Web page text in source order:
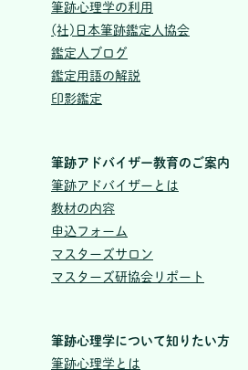
筆跡心理学の利用
(社)日本筆跡鑑定人協会
鑑定人ブログ
鑑定用語の解説
印影鑑定
筆跡アドバイザー教育のご案内
筆跡アドバイザーとは
教材の内容
申込フォーム
マスターズサロン
マスターズ研協会リポート
筆跡心理学について知りたい方
筆跡心理学とは